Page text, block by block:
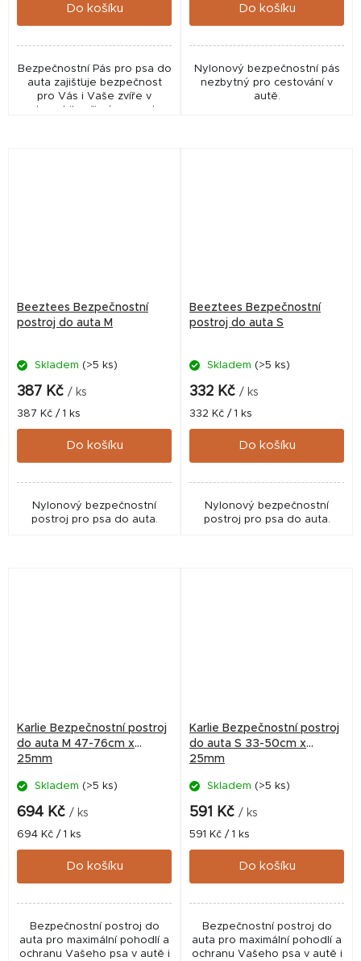
Do košíku
Bezpečnostní Pás pro psa do
auta zajišťuje bezpečnost
pro Vás i Vaše zvíře v
automobilu při nárazu nebo
Do košíku
Nylonový bezpečnostní pás
nezbytný pro cestování v
autě.
Beeztees Bezpečnostní
postroj do auta M
Skladem (>5 ks)
387 Kč / ks
Měrná
cena:
387 Kč / 1 ks
Do košíku
Nylonový bezpečnostní
postroj pro psa do auta.
Beeztees Bezpečnostní
postroj do auta S
Skladem (>5 ks)
332 Kč / ks
Měrná
cena:
332 Kč / 1 ks
Do košíku
Nylonový bezpečnostní
postroj pro psa do auta.
Karlie Bezpečnostní postroj
do auta M 47-76cm x
25mm
Skladem (>5 ks)
694 Kč / ks
Měrná
cena:
694 Kč / 1 ks
Do košíku
Bezpečnostní postroj do
auta pro maximální pohodlí a
ochranu Vašeho psa v autě i
Karlie Bezpečnostní postroj
do auta S 33-50cm x
25mm
Skladem (>5 ks)
591 Kč / ks
Měrná
cena:
591 Kč / 1 ks
Do košíku
Bezpečnostní postroj do
auta pro maximální pohodlí a
ochranu Vašeho psa v autě i